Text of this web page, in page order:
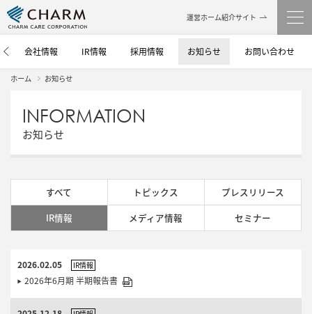
運営ホーム紹介サイト
会社情報 IR情報 採用情報 お知らせ お問い合わせ
ホーム お知らせ
INFORMATION
お知らせ
すべて トピックス
プレスリリース
IR情報
メディア情報 セミナー
2026.02.05 IR情報
2026年6月期 半期報告書